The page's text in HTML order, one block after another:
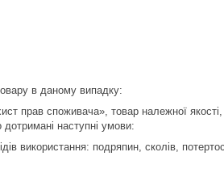
в даному випадку:
прав споживача», товар належної
наступні умови:
використання: подряпин, сколів,